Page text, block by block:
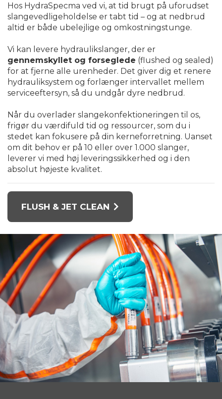
Hos HydraSpecma ved vi, at tid brugt på uforudset
slangevedligeholdelse er tabt tid – og at nedbrud
altid er både ubelejlige og omkostningstunge.
Vi kan levere hydraulikslanger, der er
gennemskyllet og forseglede (flushed og sealed)
for at fjerne alle urenheder. Det giver dig et renere
hydrauliksystem og forlænger intervallet mellem
serviceeftersyn, så du undgår dyre nedbrud.
Når du overlader slangekonfektioneringen til os,
frigør du værdifuld tid og ressourcer, som du i
stedet kan fokusere på din kerneforretning. Uanset
om dit behov er på 10 eller over 1.000 slanger,
leverer vi med høj leveringssikkerhed og i den
absolut højeste kvalitet.
FLUSH & JET CLEAN